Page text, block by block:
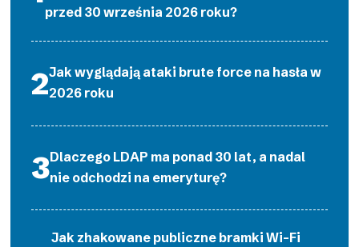
przed 30 września 2026 roku?
Jak wyglądają ataki brute force na hasła w
2026 roku
Dlaczego LDAP ma ponad 30 lat, a nadal
nie odchodzi na emeryturę?
Jak zhakowane publiczne bramki Wi-Fi